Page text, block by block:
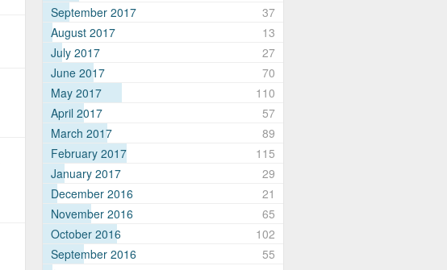
September 2017
37
August 2017
13
July 2017
27
June 2017
70
May 2017
110
April 2017
57
March 2017
89
February 2017
115
January 2017
29
December 2016
21
November 2016
65
October 2016
102
September 2016
55